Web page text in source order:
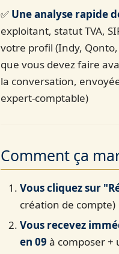
✅ Une analyse rapide
exploitant, statut TVA,
votre profil (Indy, Qonto,
que vous devez faire
la conversation,
expert-comptable)
Comment ça
Vous cliquez sur
création de compte)
Vous recevez
en 09 à composer +